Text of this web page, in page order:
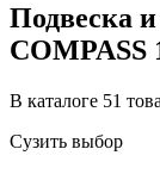
Подвеска
COMPASS
В каталоге 51
Сузить выбор